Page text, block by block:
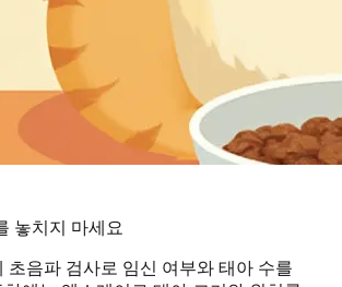
놓치지 마세요
초음파 검사로 임신 여부와 태아 수를